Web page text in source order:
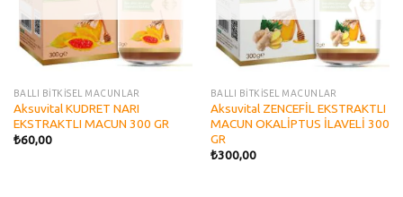
BALLI BİTKİSEL MACUNLAR
Aksuvital KUDRET NARI
EKSTRAKTLI MACUN 300 GR
₺60,00
BALLI BİTKİSEL MACUNLAR
Aksuvital ZENCEFİL EKSTRAKTLI
MACUN OKALİPTUS İLAVELİ 300
GR
₺300,00